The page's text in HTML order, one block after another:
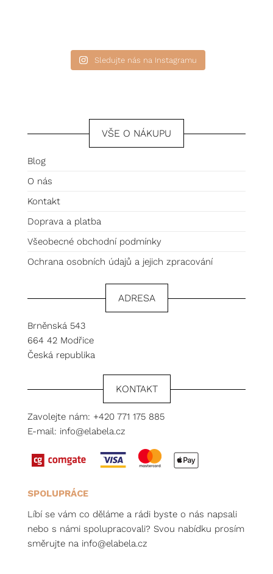
Sledujte nás na Instagramu
VŠE O NÁKUPU
Blog
O nás
Kontakt
Doprava a platba
Všeobecné obchodní podmínky
Ochrana osobních údajů a jejich zpracování
ADRESA
Brněnská 543
664 42 Modřice
Česká republika
KONTAKT
Zavolejte nám: +420 771 175 885
E-mail: info@elabela.cz
SPOLUPRÁCE
Líbí se vám co děláme a rádi byste o nás napsali
nebo s námi spolupracovali? Svou nabídku prosím
směrujte na info@elabela.cz